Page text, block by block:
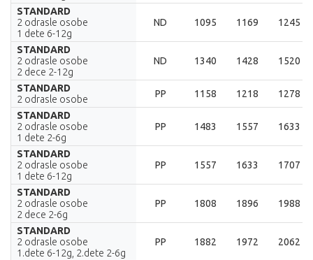
STANDARD
2 odrasle osobe
1 dete 6-12g
ND 1095 1169 1245
STANDARD
2 odrasle osobe
2 dece 2-12g
ND 1340 1428 1520
STANDARD
2 odrasle osobe
PP 1158 1218
1278
STANDARD
2 odrasle osobe
1 dete 2-6g
PP 1483 1557 1633
STANDARD
2 odrasle osobe
1 dete 6-12g
PP 1557 1633 1707
STANDARD
2 odrasle osobe
2 dece 2-6g
PP 1808 1896 1988
STANDARD
2 odrasle osobe
1.dete 6-12g, 2.dete 2-6g
PP 1882 1972 2062